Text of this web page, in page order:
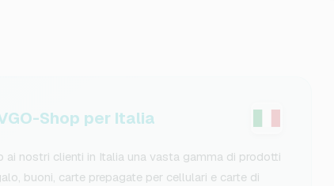
Shop per Italia
ai nostri clienti in Italia una vasta gamma di prodotti
buoni, carte prepagate per cellulari e carte di